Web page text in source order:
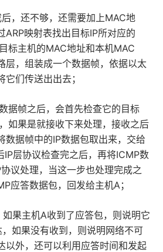
，还不够，还需要加上MAC地
ARP映射表找出目标IP所对应的
标主机的MAC地址和本机MAC
层，组装成一个数据帧，依据以太
们传送出出去；
据帧之后，会首先检查它的目标
如果是就接收下来处理，接收之后
数据帧中的IP数据包取出来，交给
IP层协议检查完之后，再将ICMP数
议处理，当这一步也处理完成之
应答数据包，回发给主机A；
果主机A收到了应答包，则说明它
如果没有收到，则说明网络不可
以外，还可以利用应答时间和发起